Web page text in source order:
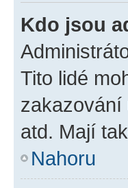
Kdo jsou
Tito lidé
zakazování
atd. Mají
Nahoru